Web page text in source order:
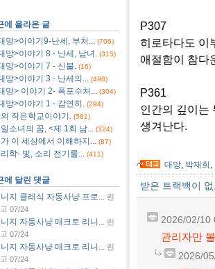
P307
히로타다도 이
애절함이 참다
P361
인간의 깊이는
생겨난다.
대망, 박재희 ,
받은 트랙백이
2026/02/10
관리자만
2026/
에 올라온 글
망>이야기9-난세, 부처...
(706)
망>이야기 8 - 난세, 남녀. (315)
망>이야기 7 - 신불. (16)
망>이야기 3 - 난세의... (498)
망> 이야기 2- 폭포수처... (304)
망>이야기 1 - 감연히. (294)
작은학교이야기. (581)
소녀의 꿈, <제 1회 남... (324)
이 세상에서 이해하지... (87)
학- 빛, 소리 전기를... (411)
에 달린 댓글
지 클래식 자동사냥 프로...
린
07/24
지 자동사냥 매크로 리니... 린
07/24
지 자동사냥 매크로 리니... 린
07/24